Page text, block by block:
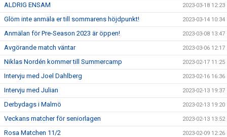
ALDRIG ENSAM 2023-03-18 12:23
Glöm inte anmäla er till sommarens höjdpunkt! 2023-03-14 10:34
Anmälan för Pre-Season 2023 är öppen! 2023-03-08 13:47
Avgörande match väntar 2023-03-06 12:17
Niklas Nordén kommer till Summercamp 2023-02-17 11:25
Intervju med Joel Dahlberg 2023-02-16 16:36
Intervju med Julian 2023-02-13 19:37
Derbydags i Malmö 2023-02-13 19:20
Veckans matcher för seniorlagen 2023-02-13 13:52
Rosa Matchen 11/2 2023-02-09 12:26